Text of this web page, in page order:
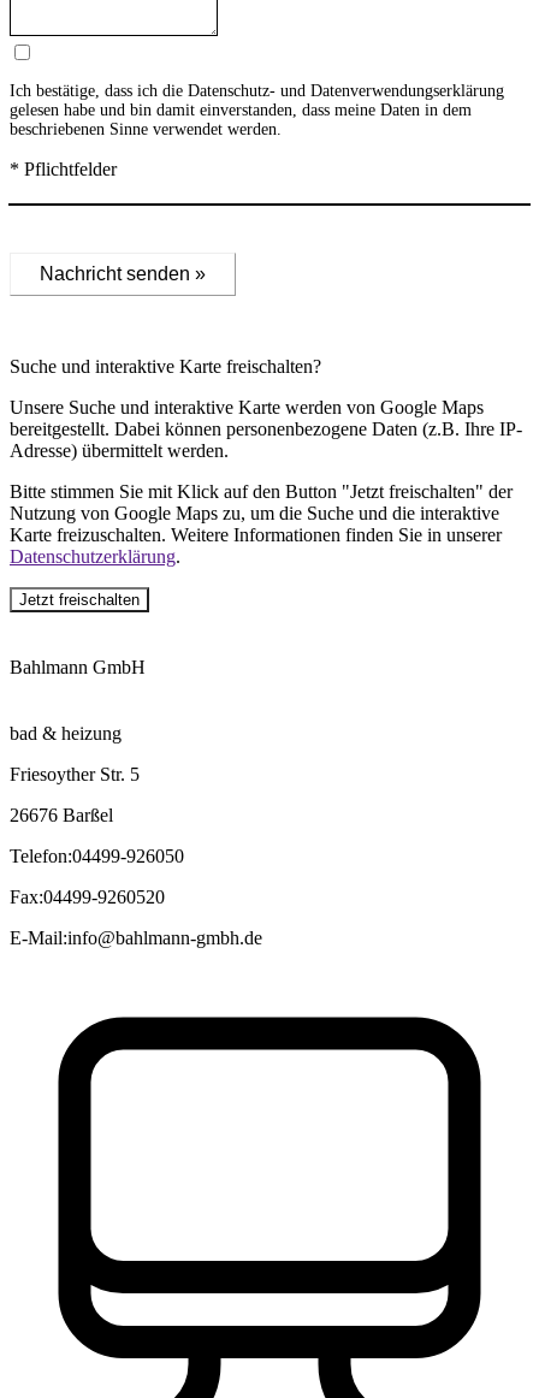
Ich bestätige, dass ich die Datenschutz- und Datenverwendungserklärung
gelesen habe und bin damit einverstanden, dass meine Daten in dem
beschriebenen Sinne verwendet werden.
* Pflichtfelder
Nachricht senden »
Suche und interaktive Karte freischalten?
Unsere Suche und interaktive Karte werden von Google Maps
bereitgestellt. Dabei können personenbezogene Daten (z.B. Ihre IP-
Adresse) übermittelt werden.
Bitte stimmen Sie mit Klick auf den Button "Jetzt freischalten" der
Nutzung von Google Maps zu, um die Suche und die interaktive
Karte freizuschalten. Weitere Informationen finden Sie in unserer
Datenschutzerklärung.
Jetzt freischalten
Bahlmann GmbH
bad & heizung
Friesoyther Str. 5
26676 Barßel
Telefon:04499-926050
Fax:04499-9260520
E-Mail:info@bahlmann-gmbh.de